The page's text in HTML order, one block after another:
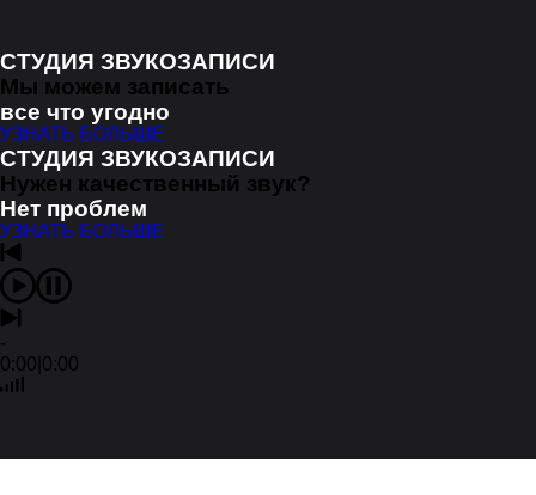
СТУДИЯ ЗВУКОЗАПИСИ
Мы можем записать
все что угодно
УЗНАТЬ БОЛЬШЕ
СТУДИЯ ЗВУКОЗАПИСИ
Нужен качественный звук?
Нет проблем
УЗНАТЬ БОЛЬШЕ
-
0:00 0:00